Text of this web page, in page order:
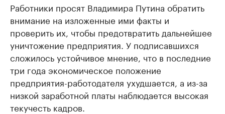
Работники просят Владимира Путина обратить
внимание на изложенные ими факты и
проверить их, чтобы предотвратить дальнейшее
уничтожение предприятия. У подписавшихся
сложилось устойчивое мнение, что в последние
три года экономическое положение
предприятия-работодателя ухудшается, а из-за
низкой заработной платы наблюдается высокая
текучесть кадров.